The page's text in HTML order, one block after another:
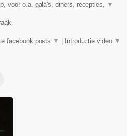
voor o.a. gala's, diners, recepties, ▼
facebook posts ▼ | Introductie video ▼